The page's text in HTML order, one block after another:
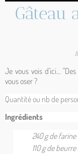
Gâteau
Je vous vois d'ici...
vous oser ?
Quantité ou nb de
Ingrédients
240 g de farine
110 g de